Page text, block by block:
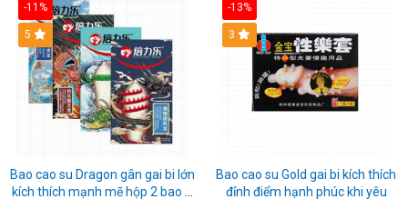
-11%
Hot
5
Bao cao su Dragon gân gai bi lớn
kích thích mạnh mẽ hộp 2 bao +
-13%
3
Bao cao su Gold gai bi kích thích
đỉnh điểm hạnh phúc khi yêu